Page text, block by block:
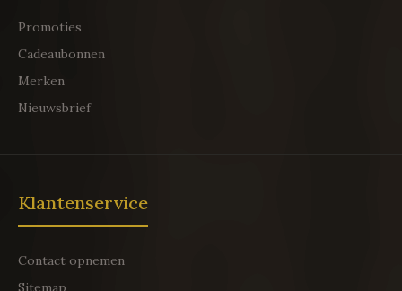
Promoties
Cadeaubonnen
Merken
Nieuwsbrief
Klantenservice
Contact opnemen
Sitemap